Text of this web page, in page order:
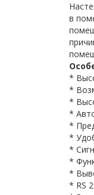
в
*
*
*
*
*
*
*
*
*
* RS